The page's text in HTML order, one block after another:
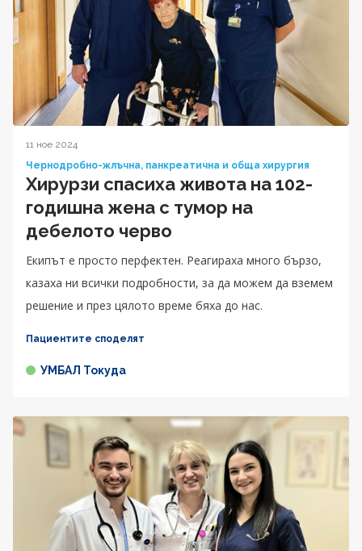
11 ное 2024
Чернодробно-жлъчна, панкреатична и обща хирургия
Хирурзи спасиха живота на 102-
годишна жена с тумор на
дебелото черво
Екипът е просто перфектен. Реагираха много бързо,
казаха ни всички подробности, за да можем да вземем
решение и през цялото време бяха до нас.
Пациентите споделят
УМБАЛ Токуда